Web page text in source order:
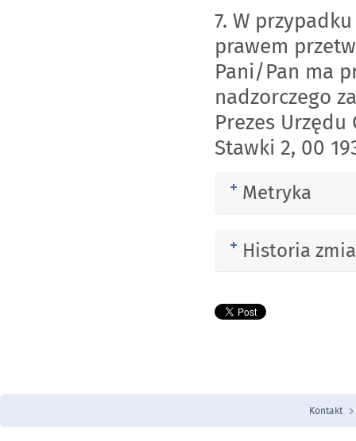
7. W
prawem
Pani/Pan ma
nadzorczego
Prezes Urzędu
Stawki 2, 00
Rozwiń
Metryka
Rozwiń
Historia
Menu Stopka
Kontakt